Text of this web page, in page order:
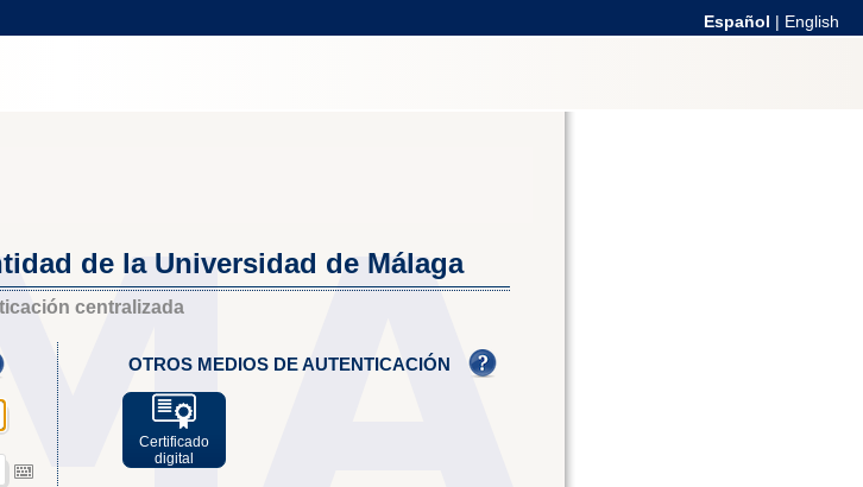
Español | English
de la Universidad de Málaga
centralizada
OTROS MEDIOS DE AUTENTICACIÓN
Certificado
digital